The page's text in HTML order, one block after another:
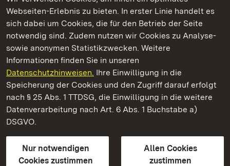
Webseiten-Erlebnis zu bieten. In erster Linie handelt es
sich dabei um Cookies, die für den Betrieb der Seite
notwendig sind. Zudem nutzen wir Cookies zu Analyse-
sowie anonymen Statistikzwecken. Weitere
Informationen finden Sie in unseren
Datenschutzhinweisen. Ihre Einwilligung in die
Speicherung der Cookies und den Zugriff darauf erfolgt
nach § 25 Abs. 1 TTDSG, die Einwilligung in die weitere
Datenverarbeitung nach Art. 6 Abs. 1 Buchstabe a)
DSGVO.
Nur notwendigen
Cookies zustimmen
Allen Cookies
zustimmen
Kommen. Staunen. Genießen.
Staatliche Schlösser und Gärten Baden‑Württemberg
Staatliche Schlösser und Gärten Baden-Württemberg
Kontakt
GebärdenspracheLeichte Sprache
Erklärung zur Barrierefreiheit
BITV-konform (geprüfte Seiten)